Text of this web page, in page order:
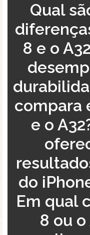
Qual
8 e o
compara
e o
do
Em qual
8 ou o